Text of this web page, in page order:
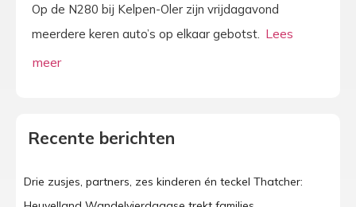
Op de N280 bij Kelpen-Oler zijn vrijdagavond
meerdere keren auto’s op elkaar gebotst.
Recente berichten
Drie zusjes, partners, zes kinderen én teckel Thatcher: